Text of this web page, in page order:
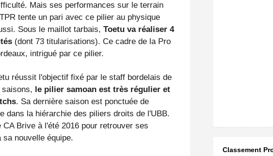
Mais ses performances sur le terrain
tente un pari avec ce pilier au physique
Sous le maillot tarbais, Toetu va réaliser 4
(dont 73 titularisations). Ce cadre de la Pro
intrigué par ce pilier.
réussit l'objectif fixé par le staff bordelais de
le pilier samoan est très régulier et
. Sa dernière saison est ponctuée de
dans la hiérarchie des piliers droits de l'UBB.
Brive à l'été 2016 pour retrouver ses
nouvelle équipe.
Classement